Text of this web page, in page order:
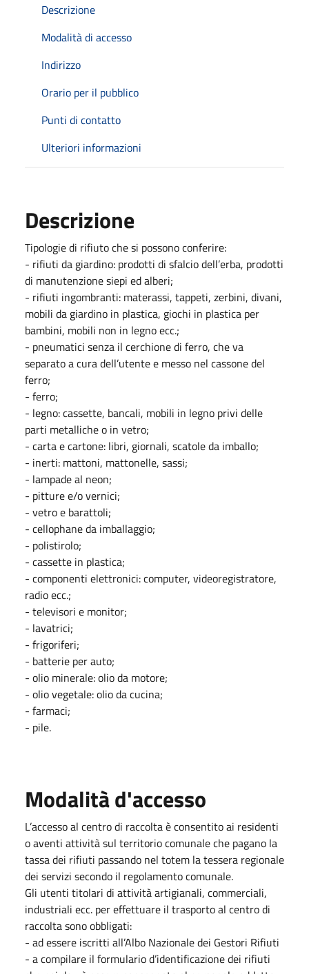
Descrizione
Modalità di accesso
Indirizzo
Orario per il pubblico
Punti di contatto
Ulteriori informazioni
Descrizione
Tipologie di rifiuto che si possono conferire:
- rifiuti da giardino: prodotti di sfalcio dell’erba, prodotti
di manutenzione siepi ed alberi;
- rifiuti ingombranti: materassi, tappeti, zerbini, divani,
mobili da giardino in plastica, giochi in plastica per
bambini, mobili non in legno ecc.;
- pneumatici senza il cerchione di ferro, che va
separato a cura dell’utente e messo nel cassone del
ferro;
- ferro;
- legno: cassette, bancali, mobili in legno privi delle
parti metalliche o in vetro;
- carta e cartone: libri, giornali, scatole da imballo;
- inerti: mattoni, mattonelle, sassi;
- lampade al neon;
- pitture e/o vernici;
- vetro e barattoli;
- cellophane da imballaggio;
- polistirolo;
- cassette in plastica;
- componenti elettronici: computer, videoregistratore,
radio ecc.;
- televisori e monitor;
- lavatrici;
- frigoriferi;
- batterie per auto;
- olio minerale: olio da motore;
- olio vegetale: olio da cucina;
- farmaci;
- pile.
Modalità d'accesso
L’accesso al centro di raccolta è consentito ai residenti
o aventi attività sul territorio comunale che pagano la
tassa dei rifiuti passando nel totem la tessera regionale
dei servizi secondo il regolamento comunale.
Gli utenti titolari di attività artigianali, commerciali,
industriali ecc. per effettuare il trasporto al centro di
raccolta sono obbligati:
- ad essere iscritti all’Albo Nazionale dei Gestori Rifiuti
- a compilare il formulario d’identificazione dei rifiuti